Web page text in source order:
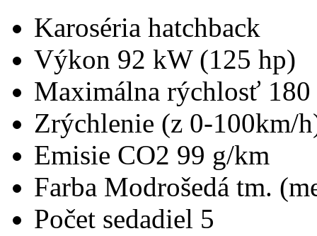
Karoséria hatchback
Výkon 92 kW (125 hp)
Maximálna rýchlosť
Zrýchlenie (z 0-100km/
Emisie CO2 99 g/km
Farba Modrošedá tm.
Počet sedadiel 5